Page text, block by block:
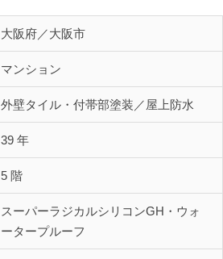
大阪府／大阪市
マンション
外壁タイル・付帯部塗装／屋上防水
39 年
5 階
スーパーラジカルシリコンGH・ウォ
ータープルーフ